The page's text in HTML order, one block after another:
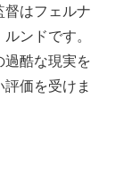
督はフェルナ
ンドです。
過酷な現実を
価を受けま